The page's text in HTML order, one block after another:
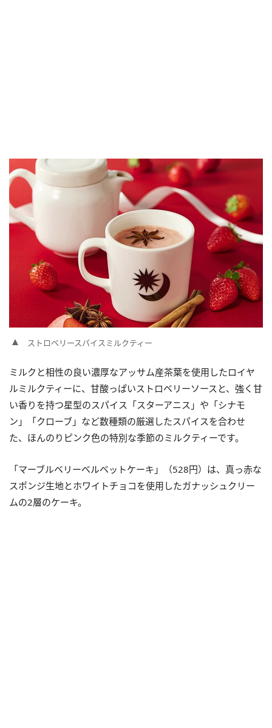
ストロベリースパイスミルクティー
ミルクと相性の良い濃厚なアッサム産茶葉を使用したロイヤ
ルミルクティーに、甘酸っぱいストロベリーソースと、強く甘
い香りを持つ星型のスパイス「スターアニス」や「シナモ
ン」「クローブ」など数種類の厳選したスパイスを合わせ
た、ほんのりピンク色の特別な季節のミルクティーです。
「マーブルベリーベルベットケーキ」（528円）は、真っ赤な
スポンジ生地とホワイトチョコを使用したガナッシュクリー
ムの2層のケーキ。